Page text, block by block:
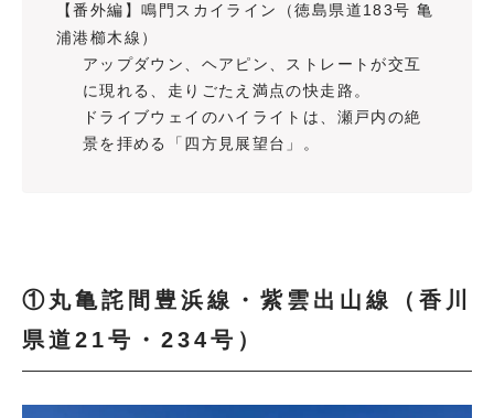
【番外編】鳴門スカイライン（徳島県道183号 亀
浦港櫛木線）
アップダウン、ヘアピン、ストレートが交互
に現れる、走りごたえ満点の快走路。
ドライブウェイのハイライトは、瀬戸内の絶
景を拝める「四方見展望台」。
①丸亀詫間豊浜線・紫雲出山線（香川
県道21号・234号）